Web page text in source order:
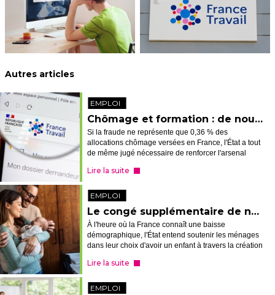
Autres articles
EMPLOI
Chômage et formation : de nouvelles sanctions en cas de fraude
Si la fraude ne représente que 0,36 % des
allocations chômage versées en France, l'État a tout
de même jugé nécessaire de renforcer l'arsenal
les fonds détournés. Petit passa...
Lire la suite
EMPLOI
Le congé supplémentaire de naissance entre en scène
À l'heure où la France connaît une baisse
démographique, l'État entend soutenir les ménages
dans leur choix d'avoir un enfant à travers la création
ou 2 mois. Focus sur ce dispositif ...
Lire la suite
EMPLOI